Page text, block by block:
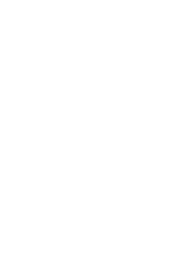
des matériaux tels
capturer des images
les émotions et les
peut être utilisée
être utilisée de